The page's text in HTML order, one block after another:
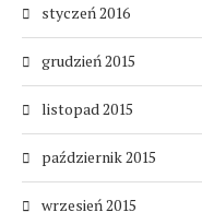
styczeń 2016
grudzień 2015
listopad 2015
październik 2015
wrzesień 2015